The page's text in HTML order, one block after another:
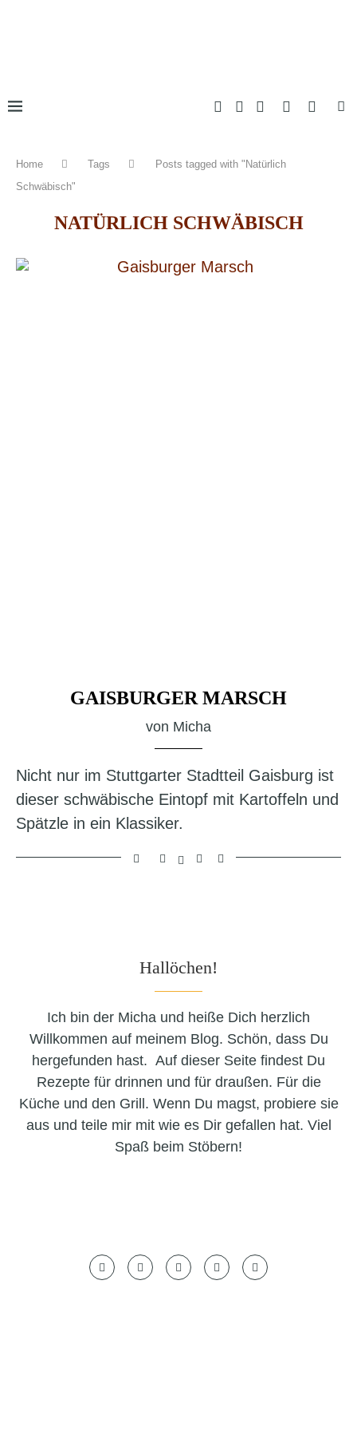
Home Tags
Posts tagged with "Natürlich
Schwäbisch"
NATÜRLICH SCHWÄBISCH
GAISBURGER MARSCH
von Micha
Nicht nur im Stuttgarter Stadtteil Gaisburg ist
dieser schwäbische Eintopf mit Kartoffeln und
Spätzle in ein Klassiker.
Hallöchen!
Ich bin der Micha und heiße Dich herzlich
Willkommen auf meinem Blog. Schön, dass Du
hergefunden hast. Auf dieser Seite findest Du
Rezepte für drinnen und für draußen. Für die
Küche und den Grill. Wenn Du magst, probiere sie
aus und teile mir mit wie es Dir gefallen hat. Viel
Spaß beim Stöbern!